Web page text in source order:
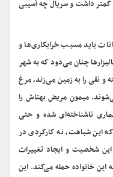
داشت و سریال چه آسیبی
باید مسبب خرابکاری‌ها و
چنان می‌دود که به شهر
و نقی را به زمین می‌زند، مرغ
میمون مریض بهتاش را
ناشناخته‌ای شده و حتی
این شباهت، نه کارکردی در
شخصیت و ایجاد تغییرات
خانواده حمله می‌‌کند. این‌